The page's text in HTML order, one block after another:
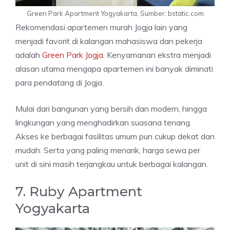
Green Park Apartment Yogyakarta, Sumber: bstatic.com
Rekomendasi apartemen murah Jogja lain yang
menjadi favorit di kalangan mahasiswa dan pekerja
adalah Green Park Jogja . Kenyamanan ekstra menjadi
alasan utama mengapa apartemen ini banyak diminati
para pendatang di Jogja.
Mulai dari bangunan yang bersih dan modern, hingga
lingkungan yang menghadirkan suasana tenang.
Akses ke berbagai fasilitas umum pun cukup dekat dan
mudah. Serta yang paling menarik, harga sewa per
unit di sini masih terjangkau untuk berbagai kalangan.
7. Ruby Apartment
Yogyakarta